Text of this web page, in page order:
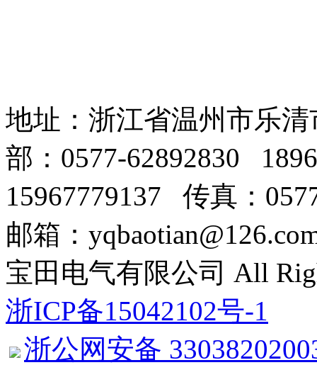
地址：浙江省温州市乐
部：0577-62892830
15967779137 传真：
邮箱：
宝田电气有限公司 All
浙ICP备15042102号-1
浙公网安备